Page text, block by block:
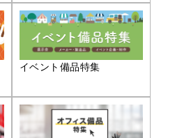
イベント備品特集